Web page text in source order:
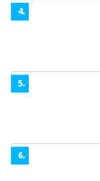
4.
5.
6.